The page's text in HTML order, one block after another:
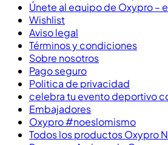
Únete al equipo de Oxypro –
Wishlist
Aviso legal
Términos y condiciones
Sobre nosotros
Pago seguro
Politica de privacidad
celebra tu evento deportivo
Embajadores
Oxypro #noeslomismo
Todos los productos Oxypro